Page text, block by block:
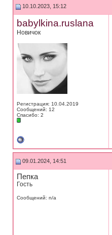
10.10.2023, 15:12
babylkina.ruslana
Новичок
Регистрация: 10.04.2019
Сообщений: 12
Спасибо: 2
09.01.2024, 14:51
Пепка
Гость
Сообщений: n/a